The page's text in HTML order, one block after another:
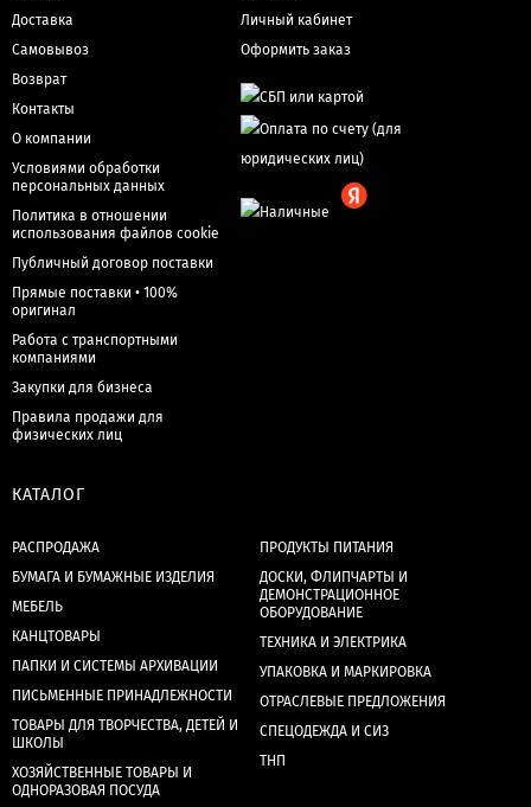
Доставка
Самовывоз
Возврат
Контакты
О компании
Условиями обработки
персональных данных
Политика в отношении
использования файлов cookie
Публичный договор поставки
Прямые поставки • 100%
оригинал
Работа с транспортными
компаниями
Закупки для бизнеса
Правила продажи для
физических лиц
Личный кабинет
Оформить заказ
КАТАЛОГ
РАСПРОДАЖА
БУМАГА И БУМАЖНЫЕ ИЗДЕЛИЯ
МЕБЕЛЬ
КАНЦТОВАРЫ
ПАПКИ И СИСТЕМЫ АРХИВАЦИИ
ПИСЬМЕННЫЕ ПРИНАДЛЕЖНОСТИ
ТОВАРЫ ДЛЯ ТВОРЧЕСТВА, ДЕТЕЙ И
ШКОЛЫ
ХОЗЯЙСТВЕННЫЕ ТОВАРЫ И
ОДНОРАЗОВАЯ ПОСУДА
ПРОДУКТЫ ПИТАНИЯ
ДОСКИ, ФЛИПЧАРТЫ И
ДЕМОНСТРАЦИОННОЕ
ОБОРУДОВАНИЕ
ТЕХНИКА И ЭЛЕКТРИКА
УПАКОВКА И МАРКИРОВКА
ОТРАСЛЕВЫЕ ПРЕДЛОЖЕНИЯ
СПЕЦОДЕЖДА И СИЗ
ТНП